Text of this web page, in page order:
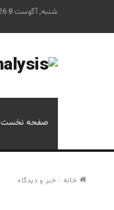
شنبه, آگوست 8 2026
صفحه نخست
خانه /خبر و دیدگاه